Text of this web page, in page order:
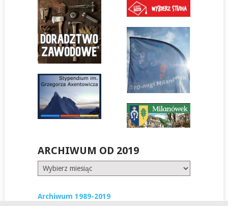
ARCHIWUM OD 2019
Archiwum
od
Archiwum 1989-2019